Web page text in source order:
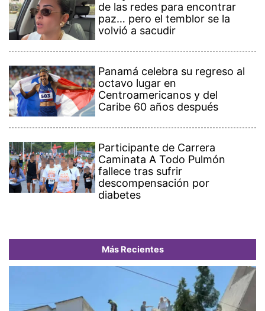
de las redes para encontrar
paz… pero el temblor se la
volvió a sacudir
Panamá celebra su regreso al
octavo lugar en
Centroamericanos y del
Caribe 60 años después
Participante de Carrera
Caminata A Todo Pulmón
fallece tras sufrir
descompensación por
diabetes
Más Recientes